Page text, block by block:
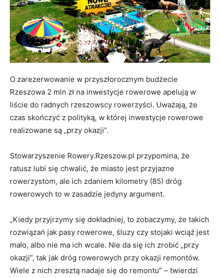
O zarezerwowanie w przyszłorocznym budżecie
Rzeszowa 2 mln zł na inwestycje rowerowe apelują w
liście do radnych rzeszowscy rowerzyści. Uważają, że
czas skończyć z polityką, w której inwestycje rowerowe
realizowane są „przy okazji”.
Stowarzyszenie Rowery.Rzeszow.pl przypomina, że
ratusz lubi się chwalić, że miasto jest przyjazne
rowerzystom, ale ich zdaniem kilometry (85) dróg
rowerowych to w zasadzie jedyny argument.
„Kiedy przyjrzymy się dokładniej, to zobaczymy, że takich
rozwiązań jak pasy rowerowe, śluzy czy stojaki wciąż jest
mało, albo nie ma ich wcale. Nie da się ich zrobić „przy
okazji”, tak jak dróg rowerowych przy okazji remontów.
Wiele z nich zresztą nadaje się do remontu” – twierdzi